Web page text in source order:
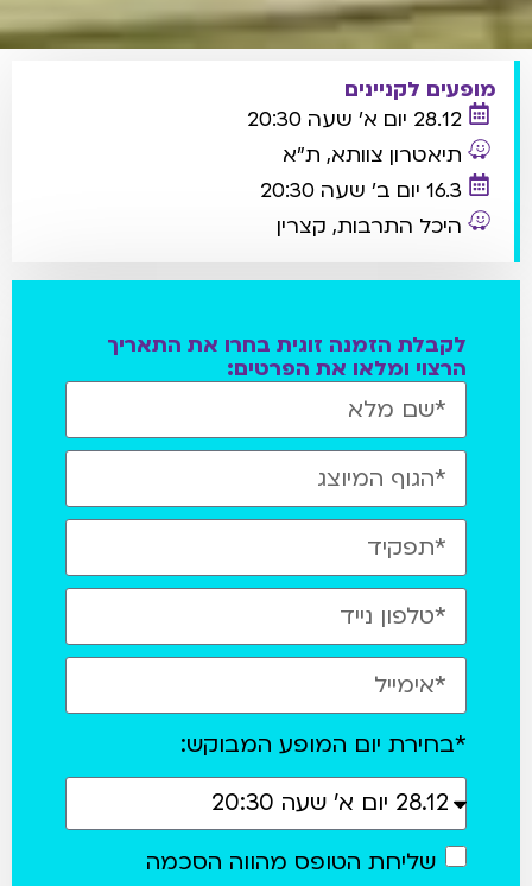
מופעים לקניינים
28.12 יום א' שעה 20:30
תיאטרון צוותא, ת"א
16.3 יום ב' שעה 20:30
היכל התרבות, קצרין
לקבלת הזמנה זוגית בחרו את התאריך
הרצוי ומלאו את הפרטים:
*בחירת יום המופע המבוקש:
שליחת הטופס מהווה הסכמה